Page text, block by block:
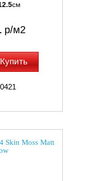
см
р/м2
Купить
Skin Moss Matt